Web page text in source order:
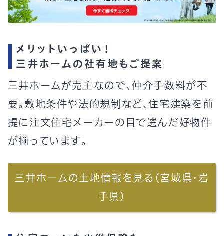
メリットいっぱい！
三井ホームの社有地もご提案
三井ホームが売主なので、仲介手数料が不
要。敷地条件や法的規制など、住宅建築を前
提に注文住宅メーカーの目で選んだ好物件
が揃っています。
三井ホームの土地情報を見る(宮城県・岩
手県)